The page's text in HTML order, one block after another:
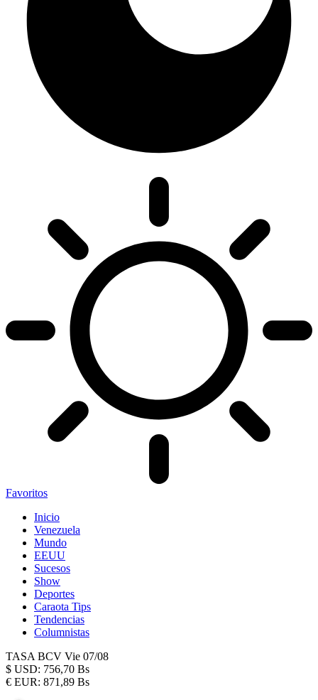
Favoritos
Inicio
Venezuela
Mundo
EEUU
Sucesos
Show
Deportes
Caraota Tips
Tendencias
Columnistas
TASA BCV Vie 07/08
$ USD: 756,70 Bs
€ EUR: 871,89 Bs